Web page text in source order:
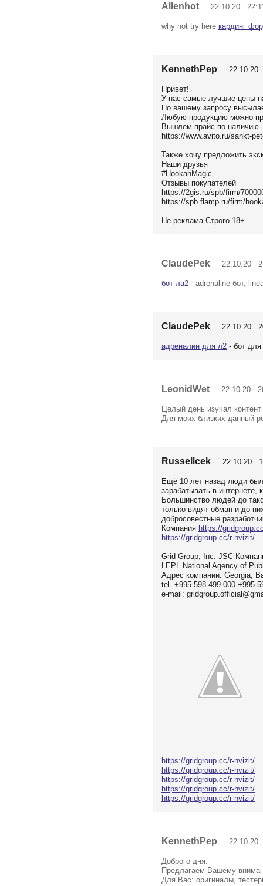
Allenhot 22.10.20
why not try here кардинг
KennethPep 22.10.20
Привет!
У нас самые лучшие цены
По вашему запросу
Любую продукцию можно
Вышлем прайс по наличию.
https://www.avito.ru/sankt-
Также хочу предложить
Наши друзья
#HookahMagic
Отзывы покупателей
https://2gis.ru/spb/firm/
https://spb.flamp.ru/firm/
Не реклама Строго 18+
ClaudePek 22.10.20
бот ла2 - adrenaline бот,
ClaudePek 22.10.20
адреналин для л2 - бот
LeonidWet 22.10.20
Целый день изучал
Для моих близких данный
Russellcek 22.10.20
Ещё 10 лет назад люди
зарабатывать в
Большинство людей до
только видят обман и до
добросовестные
Компания https://
https://gridgroup.cc/r-nvizit/
Grid Group, Inc. JSC
LEPL National Agency of
Адрес компании: Georgia,
tel. +995 598-499-000 +995
e-mail:
https://gridgroup.cc/r-nvizit/
https://gridgroup.cc/r-nvizit/
https://gridgroup.cc/r-nvizit/
https://gridgroup.cc/r-nvizit/
https://gridgroup.cc/r-nvizit/
KennethPep 22.10.20
Доброго дня.
Предлагаем Вашему
Для Вас: оригиналы,